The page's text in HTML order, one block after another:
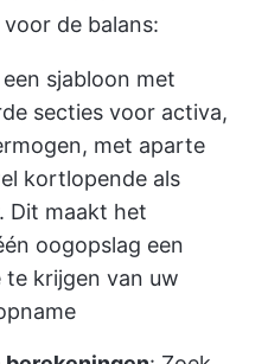
de balans:
een sjabloon met
secties voor activa,
met aparte
kortlopende als
Dit maakt het
oogopslag een
krijgen van uw